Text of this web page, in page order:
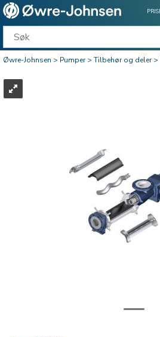
Øwre-Johnsen>Pumper>Tilbehør og deler